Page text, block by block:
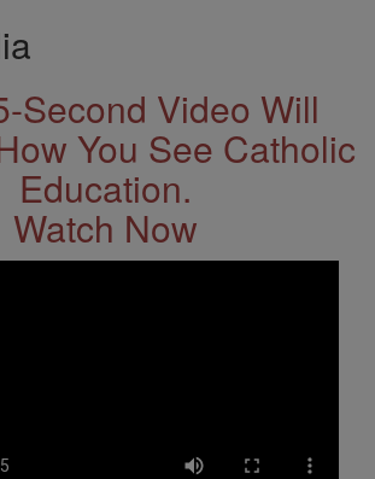
Second Video Will
You See Catholic
Education.
Watch Now